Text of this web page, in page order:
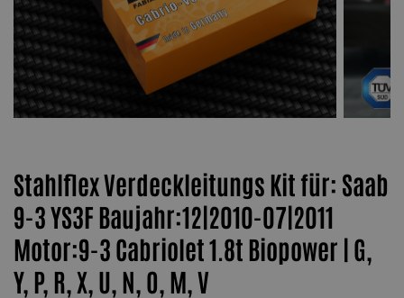
Stahlflex Verdeckleitungs Kit für: Saab
9-3 YS3F Baujahr:12|2010-07|2011
Motor:9-3 Cabriolet 1.8t Biopower | G,
Y, P, R, X, U, N, O, M, V